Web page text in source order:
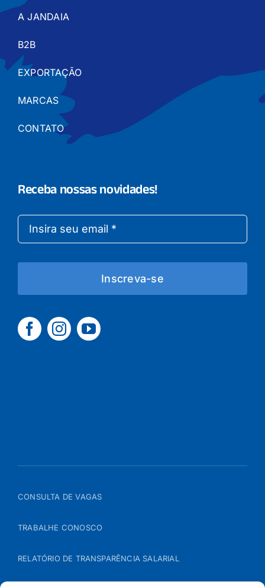
A JANDAIA
B2B
EXPORTAÇÃO
MARCAS
CONTATO
Receba nossas novidades!
Inscreva-se
CONSULTA DE VAGAS
TRABALHE CONOSCO
RELATÓRIO DE TRANSPARÊNCIA SALARIAL